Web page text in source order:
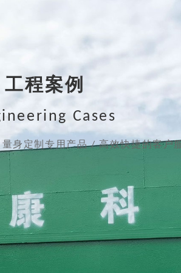
工程案例
Cases
身定制专用产品 / 高效快捷的客户